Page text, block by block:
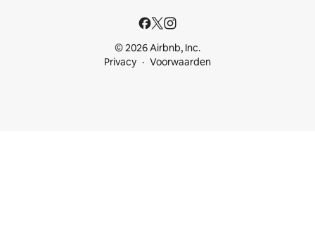
© 2026 Airbnb, Inc.
Privacy
Voorwaarden